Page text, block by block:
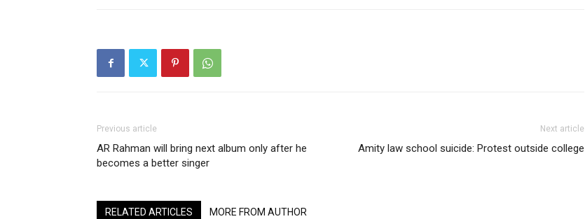
Previous article
AR Rahman will bring next album only after he
becomes a better singer
Next article
Amity law school suicide: Protest outside college
RELATED ARTICLES MORE FROM AUTHOR